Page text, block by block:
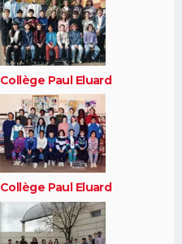
Collège Paul Eluard
Collège Paul Eluard